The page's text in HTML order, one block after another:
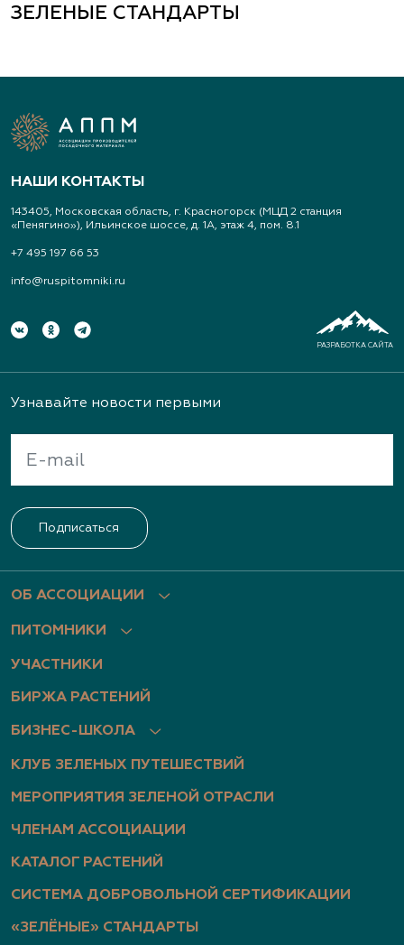
ЗЕЛЕНЫЕ СТАНДАРТЫ
НАШИ КОНТАКТЫ
143405, Московская область, г. Красногорск (МЦД 2 станция
«Пенягино»), Ильинское шоссе, д. 1А, этаж 4, пом. 8.1
+7 495 197 66 53
info@ruspitomniki.ru
РАЗРАБОТКА САЙТА
ОБ АССОЦИАЦИИ
ПИТОМНИКИ
УЧАСТНИКИ
БИРЖА РАСТЕНИЙ
БИЗНЕС-ШКОЛА
КЛУБ ЗЕЛЕНЫХ ПУТЕШЕСТВИЙ
МЕРОПРИЯТИЯ ЗЕЛЕНОЙ ОТРАСЛИ
ЧЛЕНАМ АССОЦИАЦИИ
КАТАЛОГ РАСТЕНИЙ
СИСТЕМА ДОБРОВОЛЬНОЙ СЕРТИФИКАЦИИ
«ЗЕЛЁНЫЕ» СТАНДАРТЫ
Узнавайте новости первыми
Подписаться